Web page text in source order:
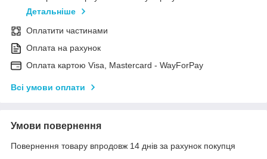
Детальніше
Оплатити частинами
Оплата на рахунок
Оплата картою Visa, Mastercard - WayForPay
Всі умови оплати
Умови повернення
Повернення товару впродовж 14 днів за рахунок покупця